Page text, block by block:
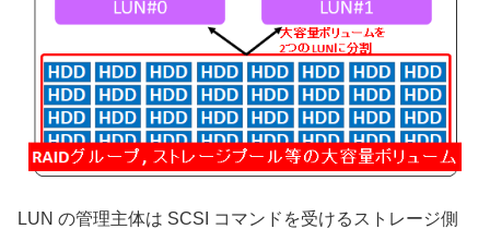
LUN の管理主体は SCSI コマンドを受けるストレージ側